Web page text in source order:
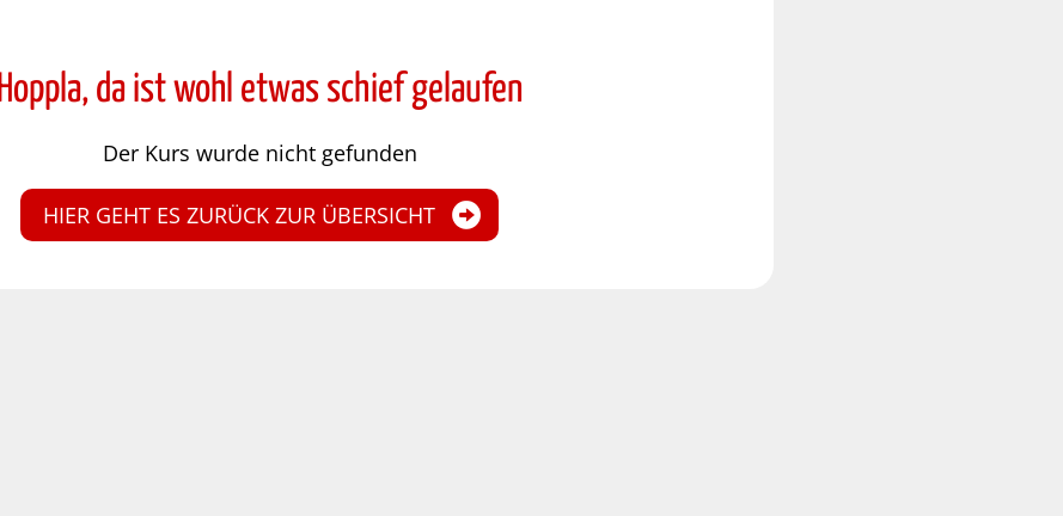
Hoppla, da ist wohl etwas schief gelaufen
Der Kurs wurde nicht gefunden
HIER GEHT ES ZURÜCK ZUR ÜBERSICHT